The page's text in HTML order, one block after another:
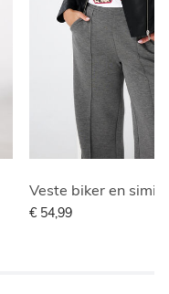
Veste biker en
€ 54,99